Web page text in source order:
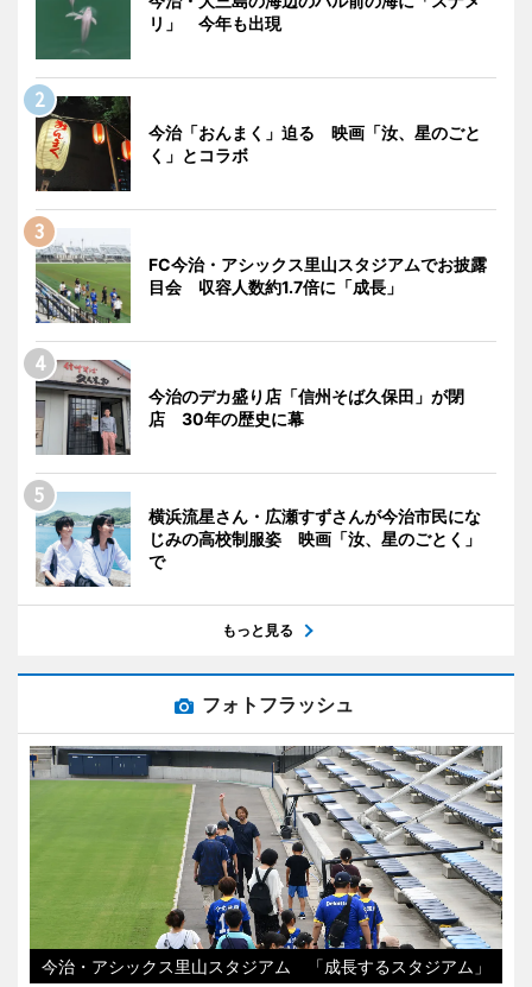
リ」 今年も出現
今治「おんまく」迫る 映画「汝、星のごと
く」とコラボ
FC今治・アシックス里山スタジアムでお披露
目会 収容人数約1.7倍に「成長」
今治のデカ盛り店「信州そば久保田」が閉
店 30年の歴史に幕
横浜流星さん・広瀬すずさんが今治市民にな
じみの高校制服姿 映画「汝、星のごとく」
で
もっと見る
フォトフラッシュ
今治・アシックス里山スタジアム 「成長するスタジアム」